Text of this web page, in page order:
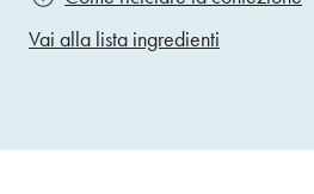
Vai alla lista ingredienti